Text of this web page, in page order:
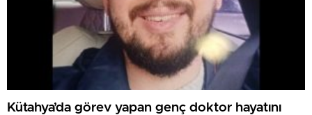
Kütahya’da görev yapan genç doktor hayatını